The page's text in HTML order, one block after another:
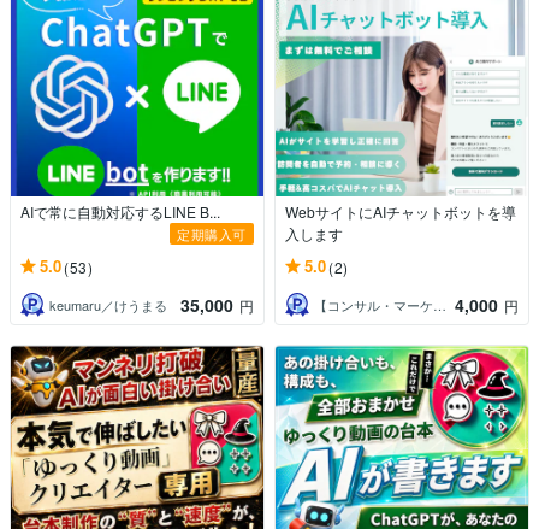
AIで常に自動対応するLINE B...
定期購入可
5.0(53)
keumaru／けうまる 35,000 円
WebサイトにAIチャットボットを導
入します
5.0(2)
【コンサル・マーケ・エンジニア】Dai 4,000 円